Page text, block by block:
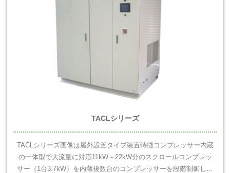
TACLシリーズ
TACLシリーズ画像は屋外設置タイプ装置特徴コンプレッサー内蔵
の一体型で大流量に対応11kW～22kW分のスクロールコンプレッ
サー（1台3.7kW）を内蔵複数台のコンプレッサーを段階制御して